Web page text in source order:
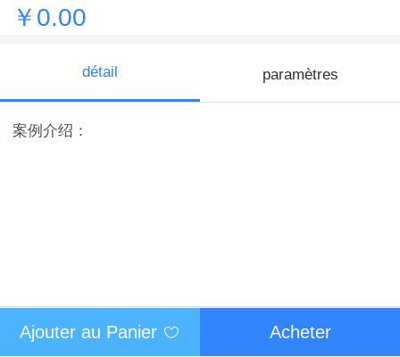
￥0.00
détail paramètres
案例介绍：
Ajouter au Panier Acheter